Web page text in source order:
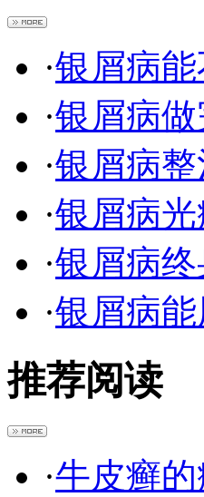
·银屑病
·银屑病
·银屑病
·银屑病
·银屑病
·银屑病
推荐阅读
·牛皮癣